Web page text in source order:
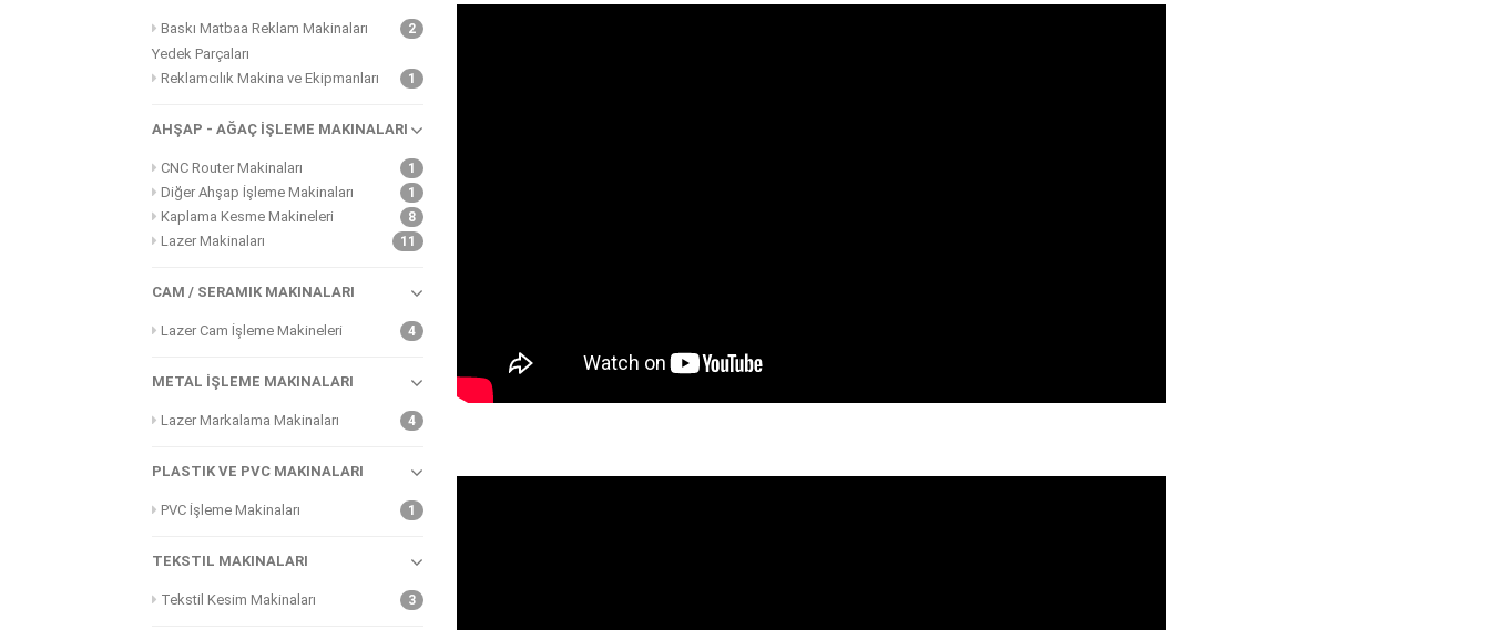
2
Baskı Matbaa Reklam Makinaları
Yedek Parçaları
1
Reklamcılık Makina ve Ekipmanları
AHŞAP - AĞAÇ İŞLEME MAKINALARI
1
CNC Router Makinaları
1
Diğer Ahşap İşleme Makinaları
8
Kaplama Kesme Makineleri
11
Lazer Makinaları
CAM / SERAMIK MAKINALARI
4
Lazer Cam İşleme Makineleri
METAL İŞLEME MAKINALARI
4
Lazer Markalama Makinaları
PLASTIK VE PVC MAKINALARI
1
PVC İşleme Makinaları
TEKSTIL MAKINALARI
3
Tekstil Kesim Makinaları